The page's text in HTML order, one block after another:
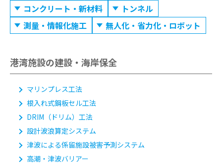
ESGデータ
水資源
サプライチェーン・マネジメント
パートナーシップ構築宣言
知的財産基本方針
コンクリート・新材料
トンネル
測量・情報化施工
無人化・省力化・ロボット
港湾施設の建設・海岸保全
マリンプレス工法
根入れ式鋼板セル工法
DRIM（ドリム）工法
設計波浪算定システム
津波による係留施設被害予測システム
高潮・津波バリアー